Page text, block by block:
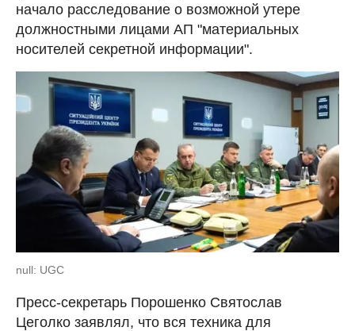
начало расследование о возможной утере
должностными лицами АП "материальных
носителей секретной информации".
null: UGC
Пресс-секретарь Порошенко Святослав
Цеголко заявлял, что вся техника для